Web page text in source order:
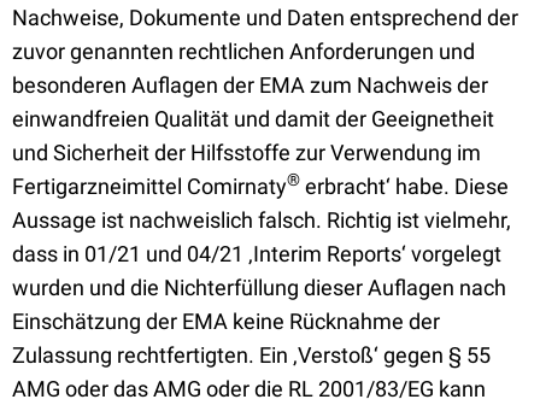
Nachweise, Dokumente und Daten entsprechend der
zuvor genannten rechtlichen Anforderungen und
besonderen Auflagen der EMA zum Nachweis der
einwandfreien Qualität und damit der Geeignetheit
und Sicherheit der Hilfsstoffe zur Verwendung im
Fertigarzneimittel Comirnaty® erbracht‘ habe. Diese
Aussage ist nachweislich falsch. Richtig ist vielmehr,
dass in 01/21 und 04/21 ‚Interim Reports‘ vorgelegt
wurden und die Nichterfüllung dieser Auflagen nach
Einschätzung der EMA keine Rücknahme der
Zulassung rechtfertigten. Ein ‚Verstoß‘ gegen § 55
AMG oder das AMG oder die RL 2001/83/EG kann